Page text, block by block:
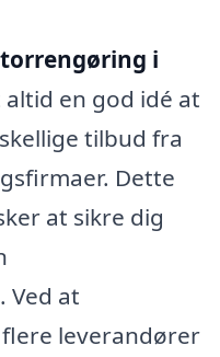
i
altid en god idé at
tilbud fra
Dette
at sikre dig
Ved at
leverandører